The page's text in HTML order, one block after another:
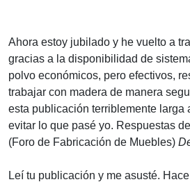
Ahora estoy jubilado y he vuelto a
gracias a la disponibilidad de
polvo económicos, pero efectivos,
trabajar con madera de manera
esta publicación terriblemente larga
evitar lo que pasé yo. Respuestas
(Foro de Fabricación de Muebles)
Leí tu publicación y me asusté.